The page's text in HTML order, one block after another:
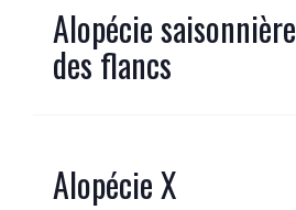
Alopécie saisonnière
des flancs
Alopécie X